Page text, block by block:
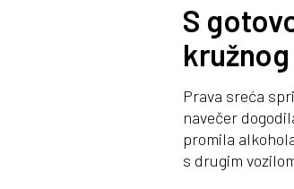
S
Prava sreća
navečer
promila
s drugim